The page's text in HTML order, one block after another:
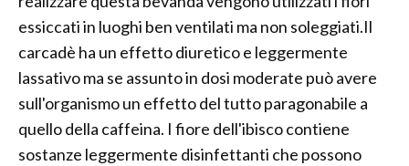
essiccati in luoghi ben ventilati ma non soleggiati.Il
carcadè ha un effetto diuretico e leggermente
lassativo ma se assunto in dosi moderate può avere
sull'organismo un effetto del tutto paragonabile a
quello della caffeina. I fiore dell'ibisco contiene
sostanze leggermente disinfettanti che possono